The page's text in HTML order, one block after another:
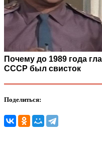
Почему до 1989 года
СССР был свисток
Поделиться: